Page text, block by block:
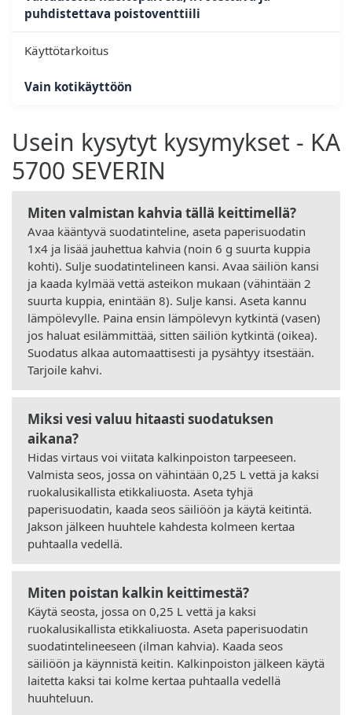
puhdistettava poistoventtiili
Käyttötarkoitus
Vain kotikäyttöön
Usein kysytyt kysymykset - KA
5700 SEVERIN
Miten valmistan kahvia tällä keittimellä?
Avaa kääntyvä suodatinteline, aseta paperisuodatin
1x4 ja lisää jauhettua kahvia (noin 6 g suurta kuppia
kohti). Sulje suodatintelineen kansi. Avaa säiliön kansi
ja kaada kylmää vettä asteikon mukaan (vähintään 2
suurta kuppia, enintään 8). Sulje kansi. Aseta kannu
lämpölevylle. Paina ensin lämpölevyn kytkintä (vasen)
jos haluat esilämmittää, sitten säiliön kytkintä (oikea).
Suodatus alkaa automaattisesti ja pysähtyy itsestään.
Tarjoile kahvi.
Miksi vesi valuu hitaasti suodatuksen
aikana?
Hidas virtaus voi viitata kalkinpoiston tarpeeseen.
Valmista seos, jossa on vähintään 0,25 L vettä ja kaksi
ruokalusikallista etikkaliuosta. Aseta tyhjä
paperisuodatin, kaada seos säiliöön ja käytä keitintä.
Jakson jälkeen huuhtele kahdesta kolmeen kertaa
puhtaalla vedellä.
Miten poistan kalkin keittimestä?
Käytä seosta, jossa on 0,25 L vettä ja kaksi
ruokalusikallista etikkaliuosta. Aseta paperisuodatin
suodatintelineeseen (ilman kahvia). Kaada seos
säiliöön ja käynnistä keitin. Kalkinpoiston jälkeen käytä
laitetta kaksi tai kolme kertaa puhtaalla vedellä
huuhteluun.